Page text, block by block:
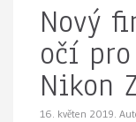
Nový
očí
Nikon
16. květen 2019.